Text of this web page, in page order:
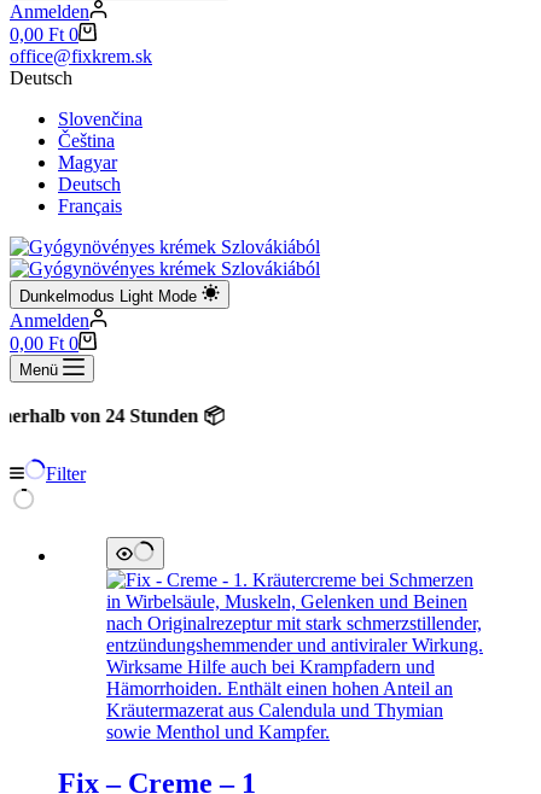
Anmelden
Warenkorb
0,00 Ft 0
office@fixkrem.sk
Deutsch
Slovenčina
Čeština
Magyar
Deutsch
Français
Dunkelmodus Light Mode
Anmelden
Warenkorb
0,00 Ft 0
Menü
von 24 Stunden 📦
Filter
Fix – Creme – 1